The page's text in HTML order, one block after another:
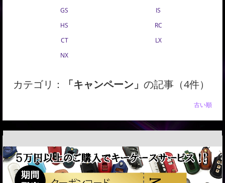
GS
IS
HS
RC
CT
LX
NX
カテゴリ： 「キャンペーン」 の記事（4件）
古い順